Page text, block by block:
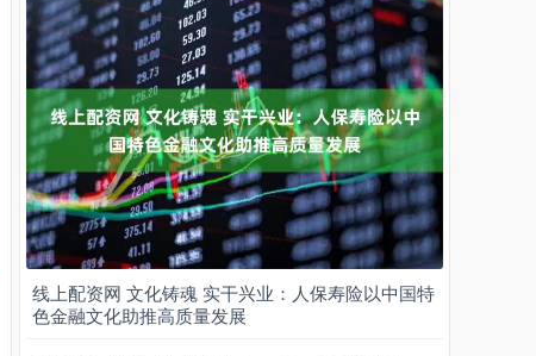
线上配资网 文化铸魂 实干兴业：人保寿险以中国特
色金融文化助推高质量发展